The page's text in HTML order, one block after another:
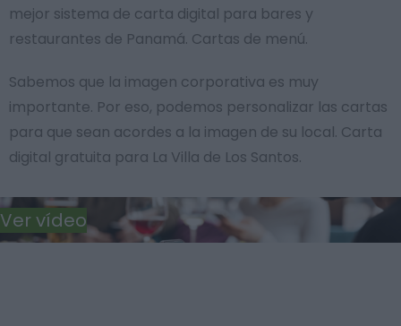
mejor sistema de carta digital para bares y
restaurantes de Panamá. Cartas de menú.
Sabemos que la imagen corporativa es muy
importante. Por eso, podemos personalizar las cartas
para que sean acordes a la imagen de su local. Carta
digital gratuita para La Villa de Los Santos.
Ver vídeo